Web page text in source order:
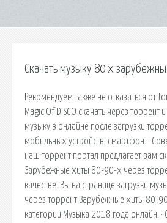
Скачать музыку 80 х
Рекомендуем также не отказаться от
Magic Of DISCO скачать через торрент
музыку в онлайне после загрузки
мобильных устройств, смартфон. ·
наш торрент портал предлагает вам
Зарубежные хиты 80-90-х через
качестве. Вы на странице загрузки
через торрент Зарубежные хиты 80-
категории Музыка 2018 года онлайн. ·